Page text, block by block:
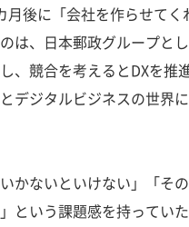
後に「会社を作らせてく
は、日本郵政グループと
、競合を考えるとDXを推
デジタルビジネスの世界
かないといけない」「そ
という課題感を持ってい